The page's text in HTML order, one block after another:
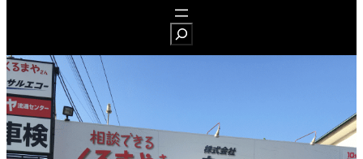
e
a
r
c
h